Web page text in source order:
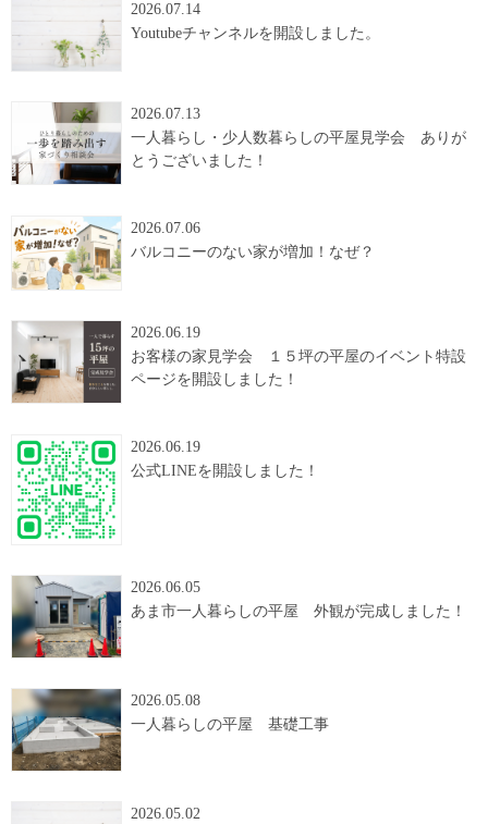
2026.07.14
Youtubeチャンネルを開設しました。
2026.07.13
一人暮らし・少人数暮らしの平屋見学会 ありが
とうございました！
2026.07.06
バルコニーのない家が増加！なぜ？
2026.06.19
お客様の家見学会 １５坪の平屋のイベント特設
ページを開設しました！
2026.06.19
公式LINEを開設しました！
2026.06.05
あま市一人暮らしの平屋 外観が完成しました！
2026.05.08
一人暮らしの平屋 基礎工事
2026.05.02